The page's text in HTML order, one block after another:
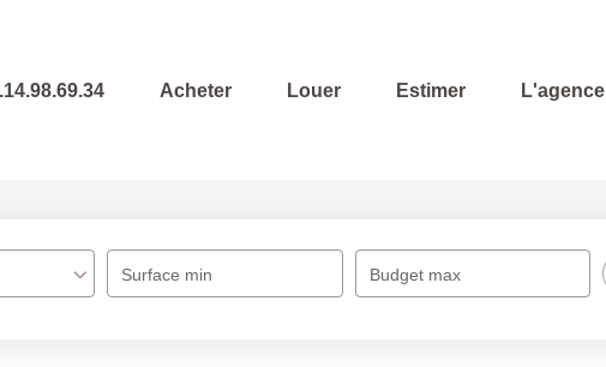
Acheter Louer Estimer L'agence
Surface min Budget max